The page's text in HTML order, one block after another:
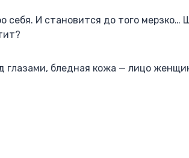
себя. И становится до того мерзко…
глазами, бледная кожа — лицо